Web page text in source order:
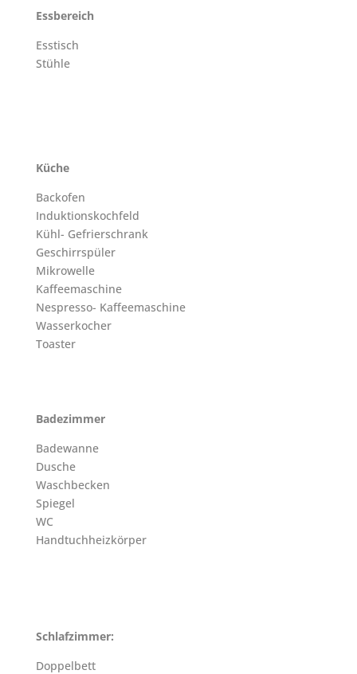
Essbereich
Esstisch
Stühle
Küche
Backofen
Induktionskochfeld
Kühl- Gefrierschrank
Geschirrspüler
Mikrowelle
Kaffeemaschine
Nespresso- Kaffeemaschine
Wasserkocher
Toaster
Badezimmer
Badewanne
Dusche
Waschbecken
Spiegel
WC
Handtuchheizkörper
Schlafzimmer:
Doppelbett